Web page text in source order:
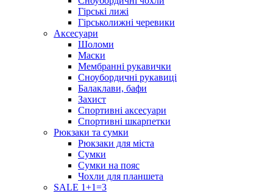
Гірські лижі
Гірськолижні черевики
Аксесуари
Шоломи
Маски
Мембранні рукавички
Сноубордичні рукавиці
Балаклави, бафи
Захист
Спортивні аксесуари
Спортивні шкарпетки
Рюкзаки та сумки
Рюкзаки для міста
Сумки
Сумки на пояс
Чохли для планшета
SALE 1+1=3